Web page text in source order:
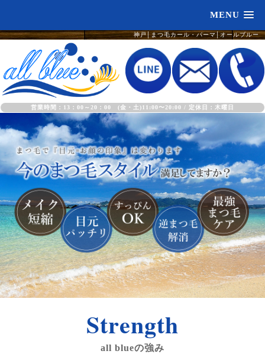
MENU
神戸│まつ毛カール・パーマ│オールブルー
営業時間：13：00～20：00 (金・土)11:00〜20:00 / 定休日：木曜日
Strength
all blueの強み